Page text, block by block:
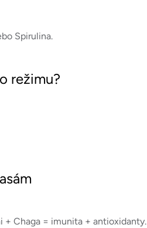
Spirulina.
režimu?
+ Chaga = imunita + antioxidanty.